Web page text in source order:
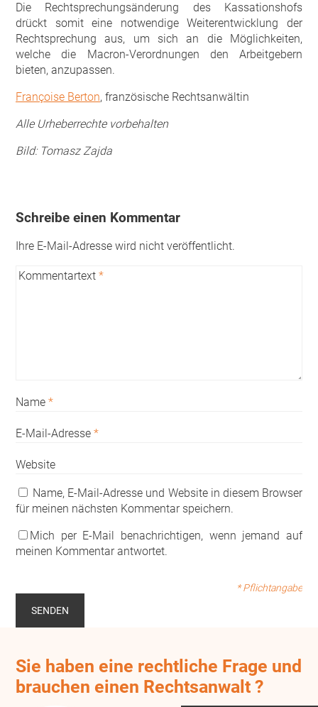
Die Rechtsprechungsänderung des Kassationshofs
drückt somit eine notwendige Weiterentwicklung der
Rechtsprechung aus, um sich an die Möglichkeiten,
welche die Macron-Verordnungen den Arbeitgebern
bieten, anzupassen.
Françoise Berton, französische Rechtsanwältin
Alle Urheberrechte vorbehalten
Bild: Tomasz Zajda
Schreibe einen Kommentar
Ihre E-Mail-Adresse wird nicht veröffentlicht.
Kommentartext *
Name *
E-Mail-Adresse *
Website
Name, E-Mail-Adresse und Website in diesem Browser
für meinen nächsten Kommentar speichern.
Mich per E-Mail benachrichtigen, wenn jemand auf
meinen Kommentar antwortet.
* Pflichtangabe
Sie haben eine rechtliche Frage und
brauchen einen Rechtsanwalt ?